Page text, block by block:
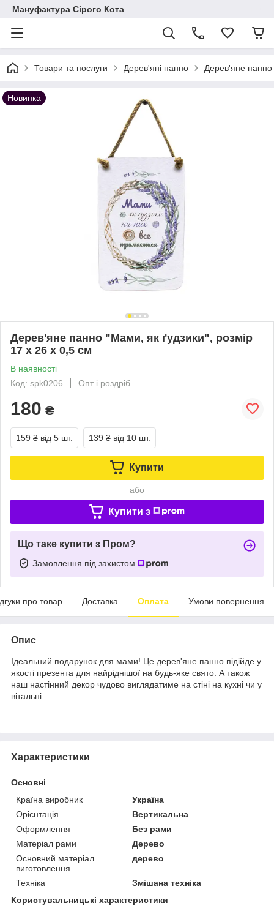
Мануфактура Сірого Кота
Товари та послуги Дерев'яні панно Дерев'яне
Новинка
Дерев'яне панно "Мами, як ґудзики", розмір
17 х 26 х 0,5 cм
В наявності
Код: spk0206
Опт і роздріб
180 ₴
159 ₴ від 5 шт. 139 ₴ від 10 шт.
Купити
або
Купити з
Що таке купити з Пром?
Замовлення під захистом
про товар Доставка Оплата Умови повернення
Опис
Ідеальний подарунок для мами! Це дерев'яне панно підійде у
якості презента для найріднішої на будь-яке свято. А також
наш настінний декор чудово виглядатиме на стіні на кухні чи у
вітальні.
Характеристики
Основні
Країна виробник
Україна
Орієнтація
Вертикальна
Оформлення
Без рами
Матеріал рами
Дерево
Основний матеріал
виготовлення
дерево
Техніка
Змішана техніка
Користувальницькі характеристики